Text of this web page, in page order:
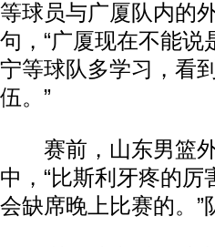
等球员与广厦队内的
句，“广厦现在不能
宁等球队多学习，看
伍。”
赛前，山东男篮外
中，“比斯利牙疼的
会缺席晚上比赛的。”